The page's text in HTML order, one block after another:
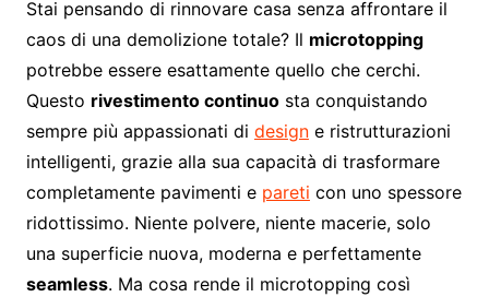
Stai pensando di rinnovare casa senza affrontare il
caos di una demolizione totale? Il microtopping
potrebbe essere esattamente quello che cerchi.
Questo rivestimento continuosta conquistando
sempre più appassionati di designe ristrutturazioni
intelligenti, grazie alla sua capacità di trasformare
completamente pavimenti e pareti con uno spessore
ridottissimo. Niente polvere, niente macerie, solo
una superficie nuova, moderna e perfettamente
seamless. Ma cosa rende il microtopping così